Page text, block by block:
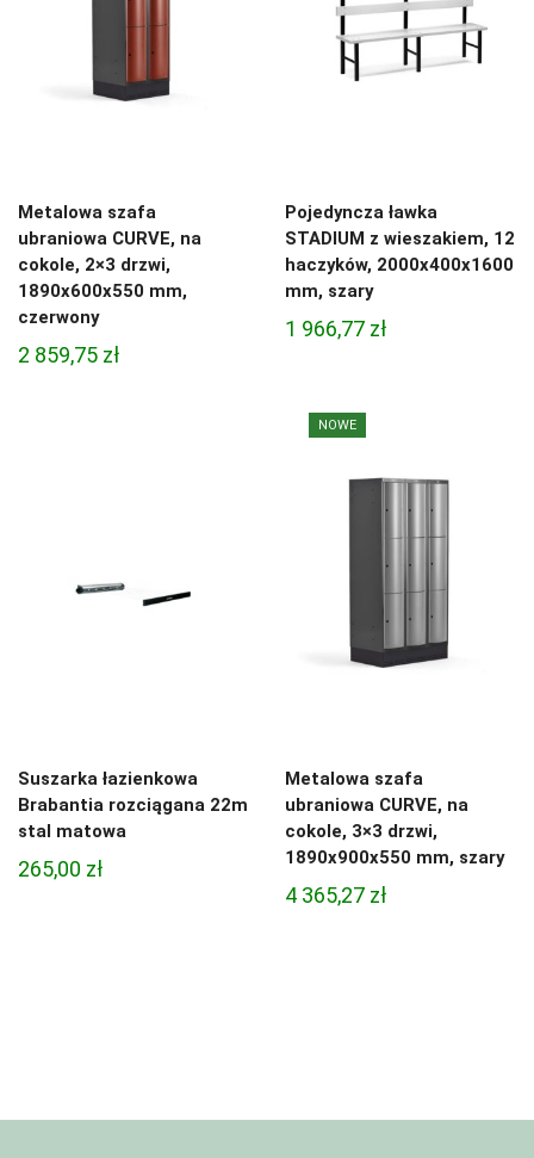
Metalowa szafa
ubraniowa CURVE, na
cokole, 2×3 drzwi,
1890x600x550 mm,
czerwony
2 859,75 zł
Pojedyncza ławka
STADIUM z wieszakiem, 12
haczyków, 2000x400x1600
mm, szary
1 966,77 zł
Suszarka łazienkowa
Brabantia rozciągana 22m
stal matowa
265,00 zł
NOWE
Metalowa szafa
ubraniowa CURVE, na
cokole, 3×3 drzwi,
1890x900x550 mm, szary
4 365,27 zł